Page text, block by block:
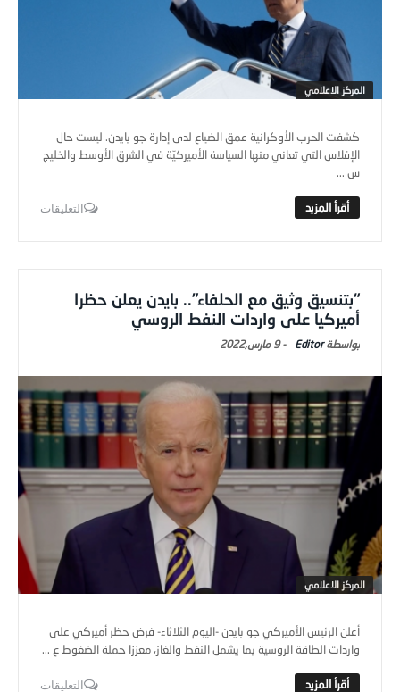
المركز الاعلامي
كشفت الحرب الأوكرانية عمق الضياع لدى إدارة جو بايدن. ليست حال
الإفلاس التي تعاني منها السياسة الأميركيّة في الشرق الأوسط والخليج
س ...
التعليقات
“بتنسيق وثيق مع الحلفاء”.. بايدن يعلن حظرا
أميركيا على واردات النفط الروسي
Editor
-9 مارس,2022
المركز الاعلامي
أعلن الرئيس الأميركي جو بايدن -اليوم الثلاثاء- فرض حظر أميركي على
واردات الطاقة الروسية بما يشمل النفط والغاز، معززا حملة الضغوط ع ...
التعليقات